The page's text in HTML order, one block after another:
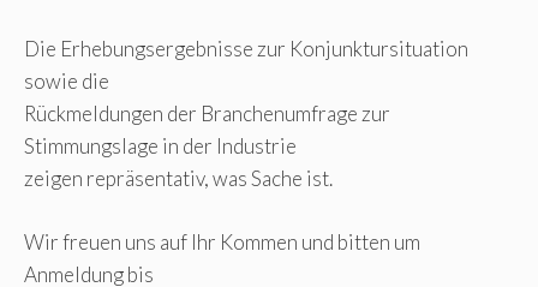
Die Erhebungsergebnisse zur Konjunktursituation
sowie die
Rückmeldungen der Branchenumfrage zur
Stimmungslage in der Industrie
zeigen repräsentativ, was Sache ist.
Wir freuen uns auf Ihr Kommen und bitten um
Anmeldung bis